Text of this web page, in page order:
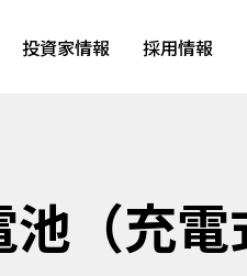
投資家情報 採用情報
（充